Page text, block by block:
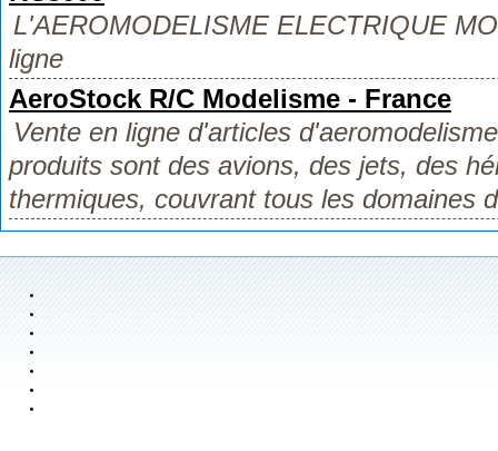
L'AEROMODELISME ELECTRIQUE
ligne
AeroStock R/C Modelisme - France
Vente en ligne d'articles
produits sont des avions, des jets, des
thermiques, couvrant tous les domaines